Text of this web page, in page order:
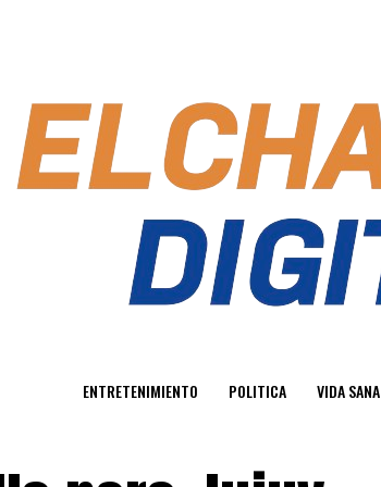
ENTRETENIMIENTO POLITICA VIDA SANA